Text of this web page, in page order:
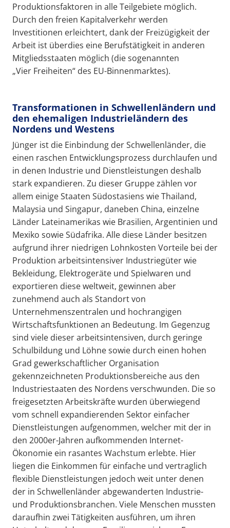
Produktionsfaktoren in alle Teilgebiete möglich.
Durch den freien Kapitalverkehr werden
Investitionen erleichtert, dank der Freizügigkeit der
Arbeit ist überdies eine Berufstätigkeit in anderen
Mitgliedsstaaten möglich (die sogenannten
„Vier Freiheiten“ des EU-Binnenmarktes).
Transformationen in Schwellenländern und
den ehemaligen Industrieländern des
Nordens und Westens
Jünger ist die Einbindung der Schwellenländer, die
einen raschen Entwicklungsprozess durchlaufen und
in denen Industrie und Dienstleistungen deshalb
stark expandieren. Zu dieser Gruppe zählen vor
allem einige Staaten Südostasiens wie Thailand,
Malaysia und Singapur, daneben China, einzelne
Länder Lateinamerikas wie Brasilien, Argentinien und
Mexiko sowie Südafrika. Alle diese Länder besitzen
aufgrund ihrer niedrigen Lohnkosten Vorteile bei der
Produktion arbeitsintensiver Industriegüter wie
Bekleidung, Elektrogeräte und Spielwaren und
exportieren diese weltweit, gewinnen aber
zunehmend auch als Standort von
Unternehmenszentralen und hochrangigen
Wirtschaftsfunktionen an Bedeutung. Im Gegenzug
sind viele dieser arbeitsintensiven, durch geringe
Schulbildung und Löhne sowie durch einen hohen
Grad gewerkschaftlicher Organisation
gekennzeichneten Produktionsbereiche aus den
Industriestaaten des Nordens verschwunden. Die so
freigesetzten Arbeitskräfte wurden überwiegend
vom schnell expandierenden Sektor einfacher
Dienstleistungen aufgenommen, welcher mit der in
den 2000er-Jahren aufkommenden Internet-
Ökonomie ein rasantes Wachstum erlebte. Hier
liegen die Einkommen für einfache und vertraglich
flexible Dienstleistungen jedoch weit unter denen
der in Schwellenländer abgewanderten Industrie-
und Produktionsbranchen. Viele Menschen mussten
daraufhin zwei Tätigkeiten ausführen, um ihren